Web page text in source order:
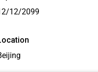
12/2099